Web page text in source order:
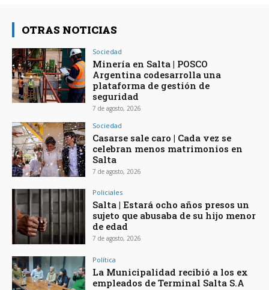
OTRAS NOTICIAS
Sociedad
Minería en Salta | POSCO
Argentina codesarrolla una
plataforma de gestión de
seguridad
7 de agosto, 2026
Sociedad
Casarse sale caro | Cada vez se
celebran menos matrimonios en
Salta
7 de agosto, 2026
Policiales
Salta | Estará ocho años presos un
sujeto que abusaba de su hijo menor
de edad
7 de agosto, 2026
Política
La Municipalidad recibió a los ex
empleados de Terminal Salta S.A